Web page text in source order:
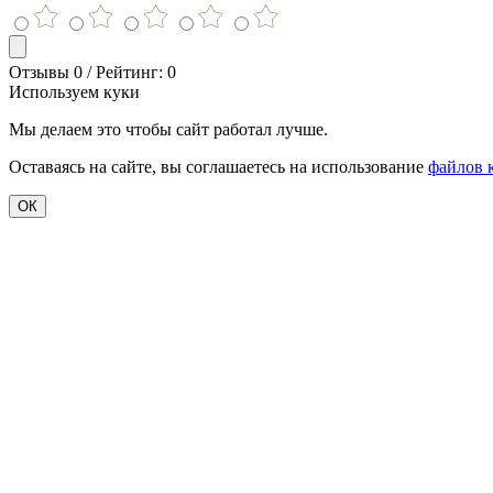
Отзывы 0 / Рейтинг: 0
Используем куки
Мы делаем это чтобы сайт работал лучше.
Оставаясь на сайте, вы соглашаетесь на использование файлов
ОК